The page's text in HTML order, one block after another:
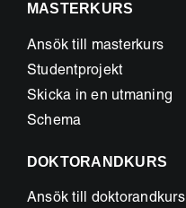
MASTERKURS
Ansök till masterkurs
Studentprojekt
Skicka in en utmaning
Schema
DOKTORANDKURS
Ansök till doktorandkurs